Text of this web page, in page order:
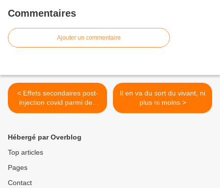
Commentaires
Ajouter un commentaire
< Effets secondaires post-
injection covid parmi des
célébrités
Il en va du sort du vivant, ni
plus ni moins >
Hébergé par Overblog
Top articles
Pages
Contact